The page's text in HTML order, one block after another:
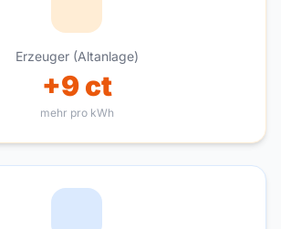
Erzeuger (Altanlage)
+9 ct
mehr pro kWh